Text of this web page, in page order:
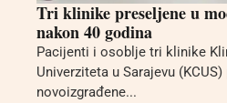
Tri klinike preseljene u
nakon 40 godina
Pacijenti i osoblje tri klinike
Univerziteta u Sarajevu
novoizgrađene...